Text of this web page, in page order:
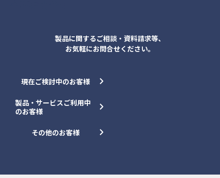
製品に関するご相談・資料請求等、
お気軽にお問合せください。
現在ご検討中のお客様
製品・サービスご利用中
のお客様
その他のお客様